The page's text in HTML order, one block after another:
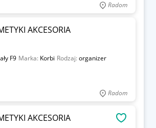
Radom
AKCESORIA
F9 Marka: Korbi Rodzaj:organizer
Radom
AKCESORIA